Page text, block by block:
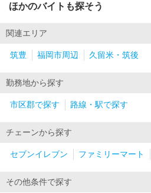
ほかのバイトも探そう
関連エリア
筑豊 福岡市周辺 久留米・筑後
勤務地から探す
市区郡で探す 路線・駅で探す
チェーンから探す
セブンイレブン ファミリーマート
その他条件で探す